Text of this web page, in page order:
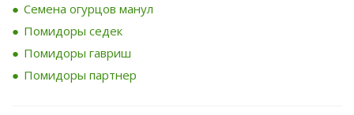
Семена огурцов манул
Помидоры седек
Помидоры гавриш
Помидоры партнер